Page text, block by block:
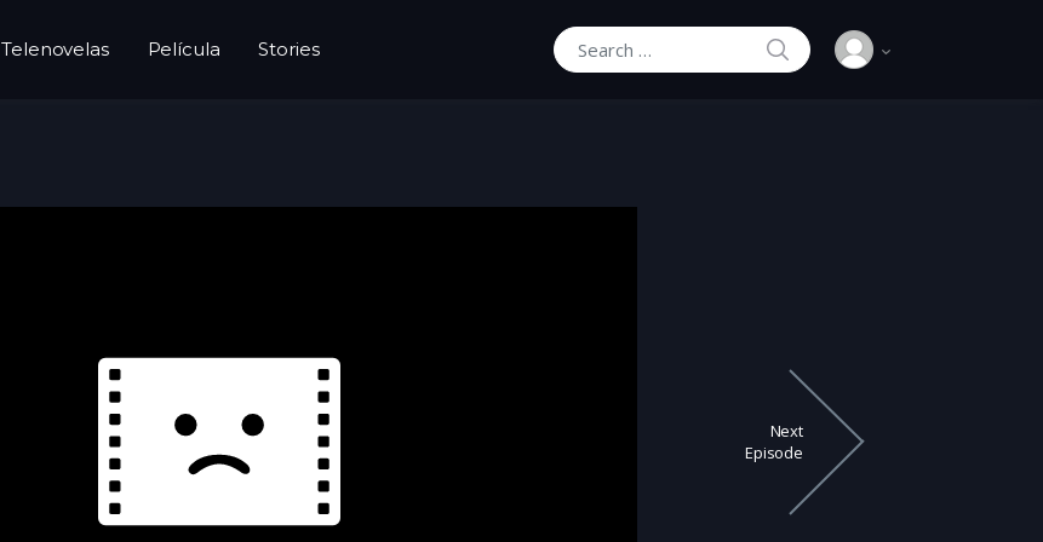
Telenovelas Película Stories
Search for:
SEARCH
Next
Episode